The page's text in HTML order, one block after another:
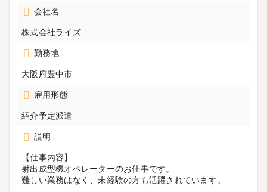
会社名
株式会社ライズ
勤務地
大阪府豊中市
雇用形態
紹介予定派遣
説明
【仕事内容】
射出成型機オペレーターのお仕事です。
難しい業務はなく、未経験の方も活躍されています。